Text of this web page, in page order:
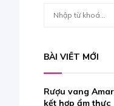
c
h
f
o
BÀI VIẾT MỚI
Rượu vang
kết hợp ẩm thực